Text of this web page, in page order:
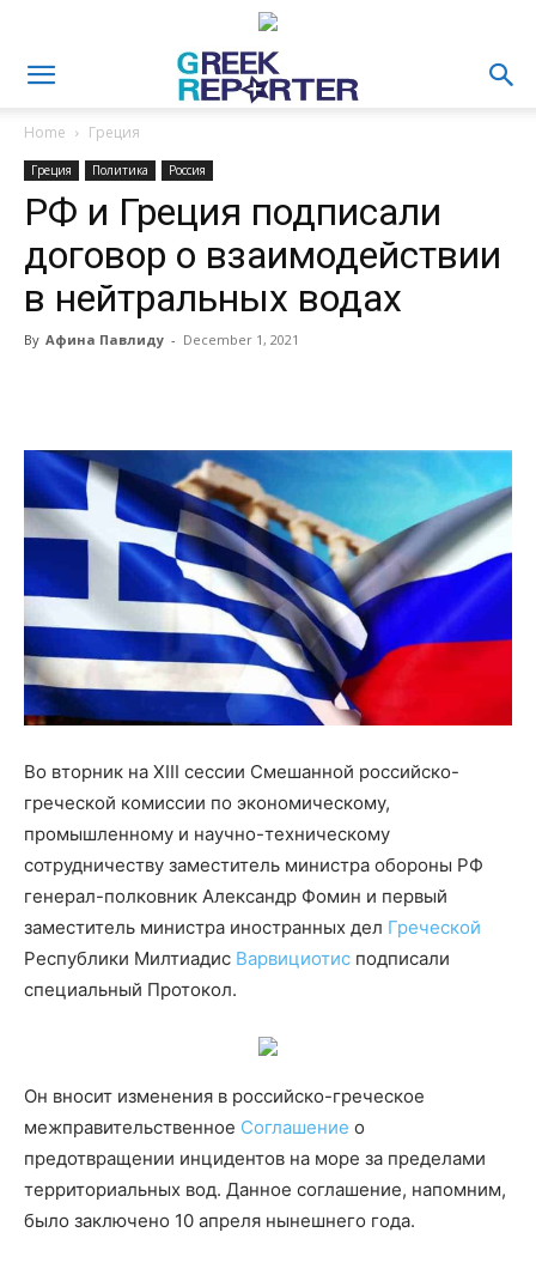
Home Греция
Греция Политика Россия
РФ и Греция подписали
договор о взаимодействии
в нейтральных водах
By Афина Павлиду - December 1, 2021
Во вторник на XIII сессии Смешанной российско-
греческой комиссии по экономическому,
промышленному и научно-техническому
сотрудничеству заместитель министра обороны РФ
генерал-полковник Александр Фомин и первый
заместитель министра иностранных дел Греческой
Республики Милтиадис Варвициотис подписали
специальный Протокол.
Он вносит изменения в российско-греческое
межправительственное Соглашение о
предотвращении инцидентов на море за пределами
территориальных вод. Данное соглашение, напомним,
было заключено 10 апреля нынешнего года.